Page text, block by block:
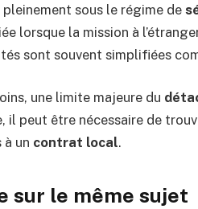
sous le régime de
lorsque la mission à
sont souvent simplifiées
une limite majeure du
il peut être nécessaire de
à un contrat local.
sur le même sujet